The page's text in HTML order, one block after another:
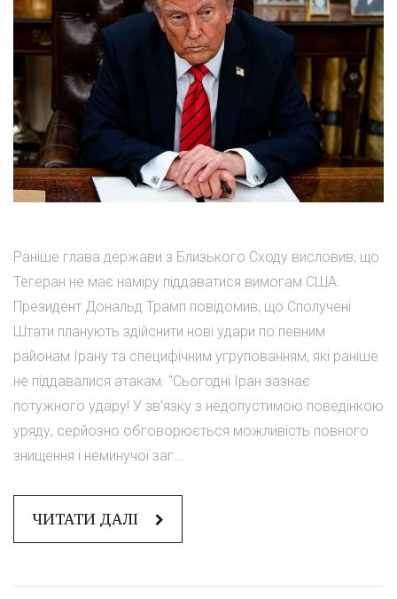
Раніше глава держави з Близького Сходу висловив, що
Тегеран не має наміру піддаватися вимогам США.
Президент Дональд Трамп повідомив, що Сполучені
Штати планують здійснити нові удари по певним
районам Ірану та специфічним угрупованням, які раніше
не піддавалися атакам. "Сьогодні Іран зазнає
потужного удару! У зв'язку з недопустимою поведінкою
уряду, серйозно обговорюється можливість повного
знищення і неминучої заг...
ЧИТАТИ ДАЛІ